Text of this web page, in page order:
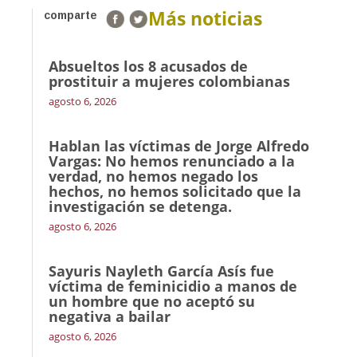
comparte Más noticias
Absueltos los 8 acusados de
prostituir a mujeres colombianas
agosto 6, 2026
Hablan las víctimas de Jorge Alfredo
Vargas: No hemos renunciado a la
verdad, no hemos negado los
hechos, no hemos solicitado que la
investigación se detenga.
agosto 6, 2026
Sayuris Nayleth García Asís fue
víctima de feminicidio a manos de
un hombre que no aceptó su
negativa a bailar
agosto 6, 2026